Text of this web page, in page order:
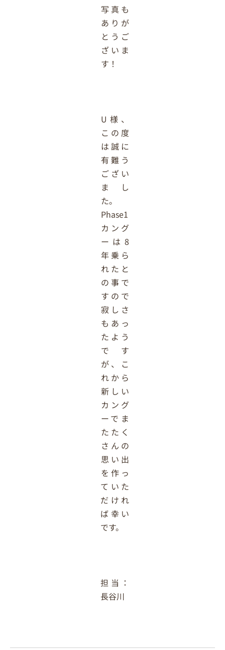
写真も
ありが
とうご
ざいま
す！
U様、
この度
は誠に
有難う
ござい
まし
た。
Phase1
カング
ーは8
年乗ら
れたと
の事で
すので
寂しさ
もあっ
たよう
です
が、こ
れから
新しい
カング
ーでま
たたく
さんの
思い出
を作っ
ていた
だけれ
ば幸い
です。
担当：
長谷川